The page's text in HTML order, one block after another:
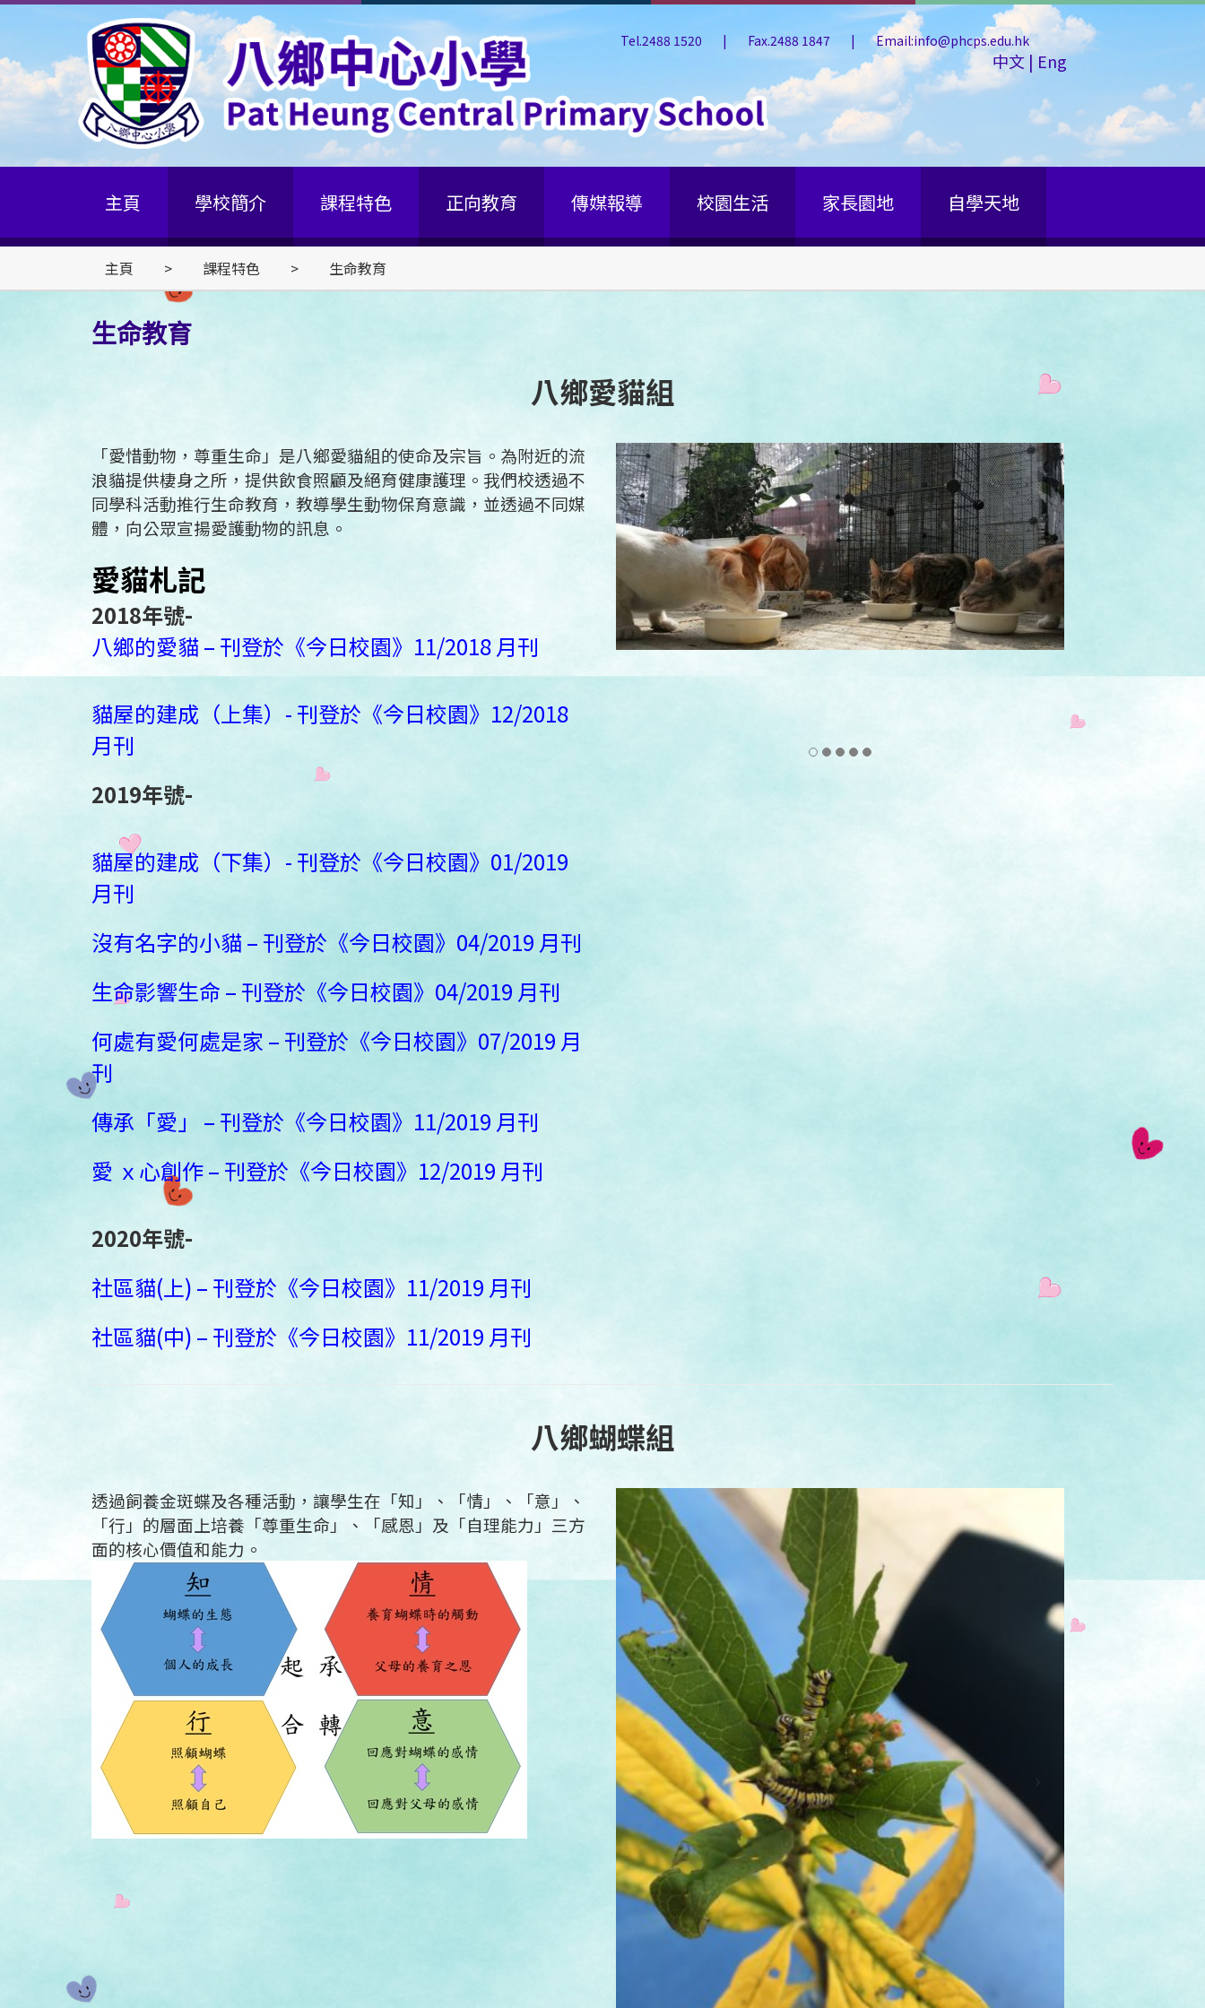
Tel.2488 1520 | Fax.2488 1847 | Email:info@phcps.edu.hk
中文 |Eng
主頁 學校簡介 課程特色 正向教育 傳媒報導 校園生活 家長園地 自學天地
主頁 > 課程特色 > 生命教育
生命教育
八鄉愛貓組
「愛惜動物，尊重生命」是八鄉愛貓組的使命及宗旨。為附近的流
浪貓提供棲身之所，提供飲食照顧及絕育健康護理。我們校透過不
同學科活動推行生命教育，教導學生動物保育意識，並透過不同媒
體，向公眾宣揚愛護動物的訊息。
愛貓札記
2018年號-
八鄉的愛貓 – 刊登於《今日校園》11/2018 月刊
貓屋的建成（上集）- 刊登於《今日校園》12/2018
月刊
2019年號-
貓屋的建成（下集）- 刊登於《今日校園》01/2019
月刊
沒有名字的小貓 – 刊登於《今日校園》04/2019 月刊
生命影響生命 – 刊登於《今日校園》04/2019 月刊
何處有愛何處是家 – 刊登於《今日校園》07/2019 月
刊
傳承「愛」 – 刊登於《今日校園》11/2019 月刊
愛 ｘ心創作 – 刊登於《今日校園》12/2019 月刊
2020年號-
社區貓(上) – 刊登於《今日校園》11/2019 月刊
社區貓(中) – 刊登於《今日校園》11/2019 月刊
八鄉蝴蝶組
透過飼養金斑蝶及各種活動，讓學生在「知」、「情」、「意」、
「行」的層面上培養「尊重生命」、「感恩」及「自理能力」三方
面的核心價值和能力。